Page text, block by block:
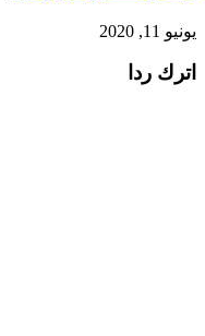
يونيو 11, 2020
اترك ردا